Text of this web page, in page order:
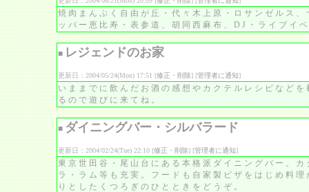
焼肉まんぷく自由が丘・代々木上原・ロサンゼルス
ッパー恵比寿・表参道、胡同西麻布、DJ・ライブイ
■ レジェンドのお家
更新日：2004/05/24(Mon) 17:51 [修正・削除] [管理者に通知]
いままでに飲んだお酒の感想やカクテルレシピなど
るので遊びに来てね。
■ ダイニングバー・シルバラード
更新日：2004/02/24(Tue) 22:10 [修正・削除] [管理者に通知]
東京世田谷・尾山台にある本格派ダイニングバー。
ラ・ラム等も充実。フードも自家製ピザをはじめ料
りとしたくつろぎのひとときをどうぞ。